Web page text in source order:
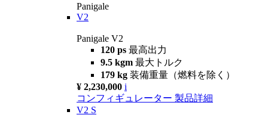
Panigale
V2
Panigale V2
120 ps 最高出力
9.5 kgm 最大トルク
179 kg 装備重量（燃料を除く）
¥ 2,230,000 i
コンフィギュレーター 製品詳細
V2 S